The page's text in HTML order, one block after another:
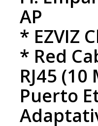
AP
* EZVIZ
* Red
RJ45 (10
Puerto